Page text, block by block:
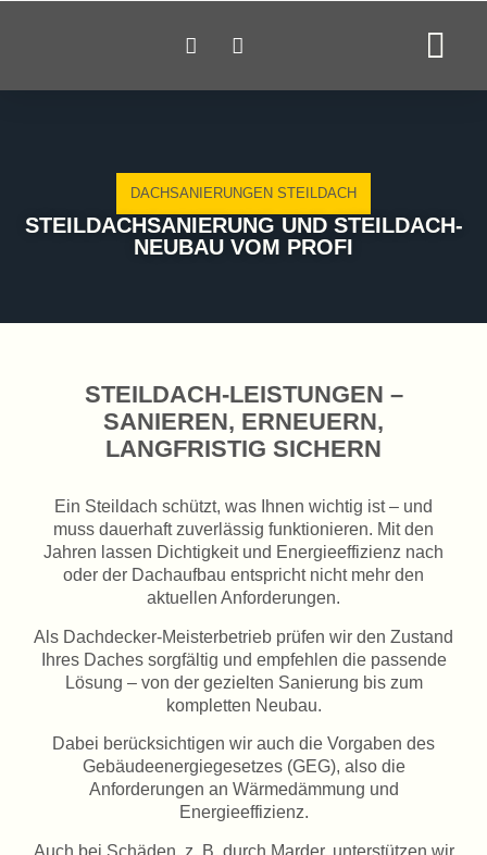
DACHSANIERUNGEN STEILDACH
STEILDACHSANIERUNG UND STEILDACH-
NEUBAU VOM PROFI
STEILDACH-LEISTUNGEN –
SANIEREN, ERNEUERN,
LANGFRISTIG SICHERN
Ein Steildach schützt, was Ihnen wichtig ist – und
muss dauerhaft zuverlässig funktionieren. Mit den
Jahren lassen Dichtigkeit und Energieeffizienz nach
oder der Dachaufbau entspricht nicht mehr den
aktuellen Anforderungen.
Als Dachdecker-Meisterbetrieb prüfen wir den Zustand
Ihres Daches sorgfältig und empfehlen die passende
Lösung – von der gezielten Sanierung bis zum
kompletten Neubau.
Dabei berücksichtigen wir auch die Vorgaben des
Gebäudeenergiegesetzes (GEG), also die
Anforderungen an Wärmedämmung und
Energieeffizienz.
Auch bei Schäden, z. B. durch Marder, unterstützen wir